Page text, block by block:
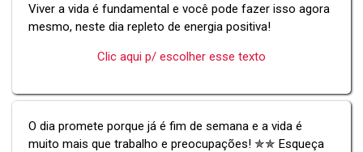
Viver a vida é fundamental e você pode fazer isso agora
mesmo, neste dia repleto de energia positiva!
Clic aqui p/ escolher esse texto
O dia promete porque já é fim de semana e a vida é
muito mais que trabalho e preocupações! ✯✯ Esqueça